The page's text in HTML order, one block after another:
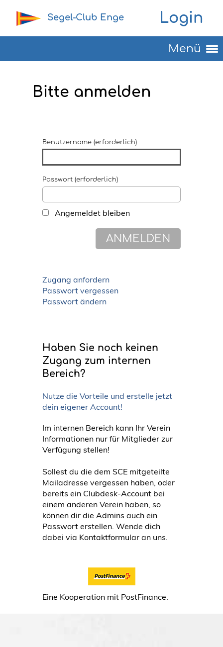
Segel-Club Enge Login
Menü
Bitte anmelden
Benutzername (erforderlich)
Passwort (erforderlich)
Angemeldet bleiben
Zugang anfordern
Passwort vergessen
Passwort ändern
Haben Sie noch keinen
Zugang zum internen
Bereich?
Nutze die Vorteile und erstelle jetzt
dein eigener Account!
Im internen Bereich kann Ihr Verein
Informationen nur für Mitglieder zur
Verfügung stellen!
Sollest du die dem SCE mitgeteilte
Mailadresse vergessen haben, oder
bereits ein Clubdesk-Account bei
einem anderen Verein haben, so
können dir die Admins auch ein
Passwort erstellen. Wende dich
dabei via Kontaktformular an uns.
Eine Kooperation mit PostFinance.